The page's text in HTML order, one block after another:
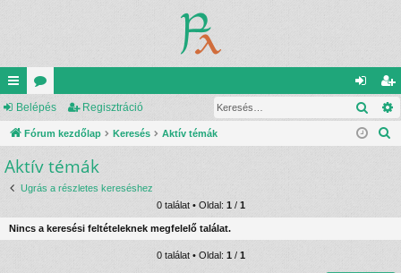
yo
rs
lin
ke
k
ór
u
m
ok
el
ép
eg
is
ió
Belépés Regisztráció
Fórum kezdőlap Keresés Aktív témák
Aktív témák
Ugrás a részletes kereséshez
0 találat • Oldal: 1 / 1
Nincs a keresési feltételeknek megfelelő találat.
0 találat • Oldal: 1 / 1